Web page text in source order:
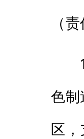
（
色
区